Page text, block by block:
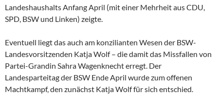
Landeshaushalts Anfang April (mit einer Mehrheit aus CDU,
SPD, BSW und Linken) zeigte.
Eventuell liegt das auch am konzilianten Wesen der BSW-
Landesvorsitzenden Katja Wolf – die damit das Missfallen von
Partei-Grandin Sahra Wagenknecht erregt. Der
Landesparteitag der BSW Ende April wurde zum offenen
Machtkampf, den zunächst Katja Wolf für sich entschied.